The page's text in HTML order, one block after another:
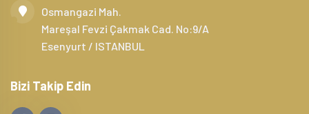
Osmangazi Mah.
Mareşal Fevzi Çakmak Cad. No:9/A
Esenyurt / ISTANBUL
Bizi Takip Edin